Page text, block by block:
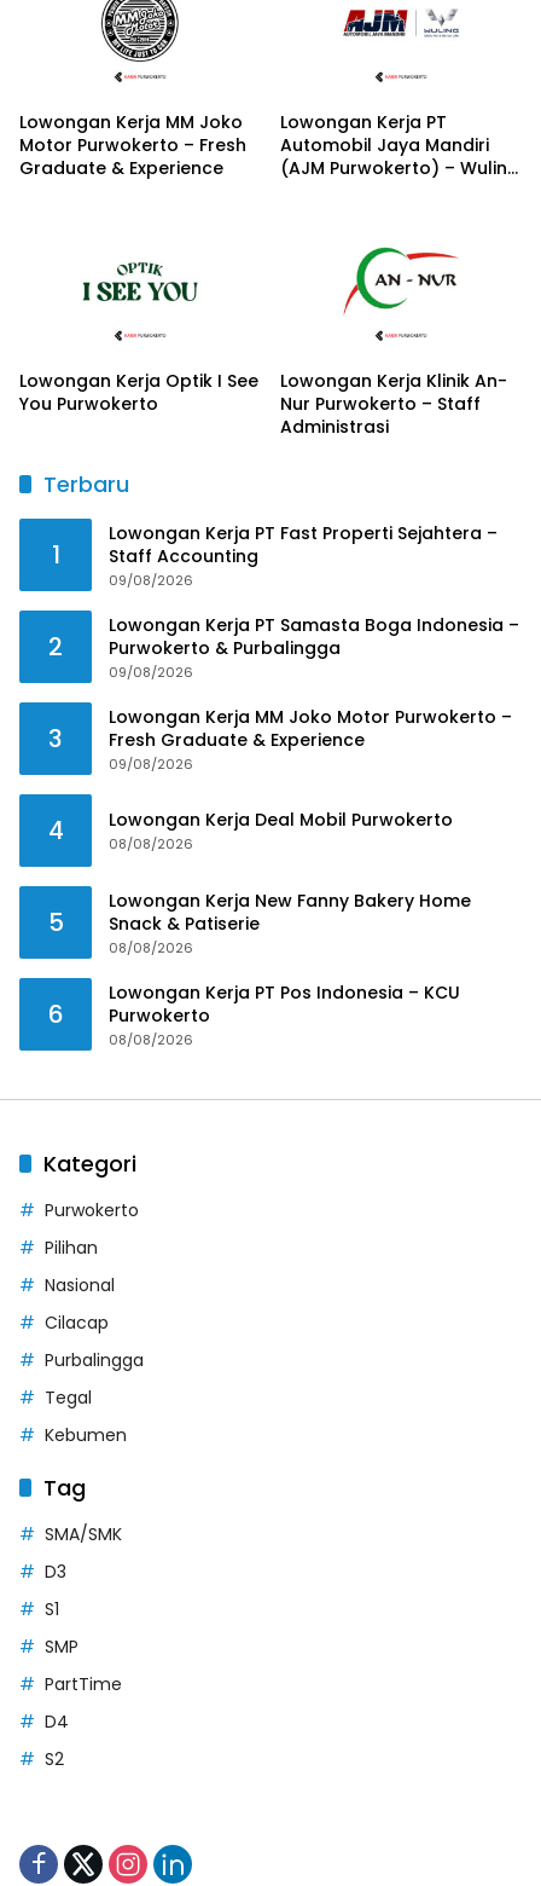
Lowongan Kerja MM Joko
Motor Purwokerto – Fresh
Graduate & Experience
Lowongan Kerja PT
Automobil Jaya Mandiri
(AJM Purwokerto) – Wuling
Lowongan Kerja Optik I See
You Purwokerto
Lowongan Kerja Klinik An-
Nur Purwokerto – Staff
Administrasi
Terbaru
1
Lowongan Kerja PT Fast Properti Sejahtera –
Staff Accounting
09/08/2026
2
Lowongan Kerja PT Samasta Boga Indonesia –
Purwokerto & Purbalingga
09/08/2026
3
Lowongan Kerja MM Joko Motor Purwokerto –
Fresh Graduate & Experience
09/08/2026
4 Lowongan Kerja Deal Mobil Purwokerto
08/08/2026
5
Lowongan Kerja New Fanny Bakery Home
Snack & Patiserie
08/08/2026
6
Lowongan Kerja PT Pos Indonesia – KCU
Purwokerto
08/08/2026
Kategori
Purwokerto
Pilihan
Nasional
Cilacap
Purbalingga
Tegal
Kebumen
Tag
SMA/SMK
D3
S1
SMP
PartTime
D4
S2